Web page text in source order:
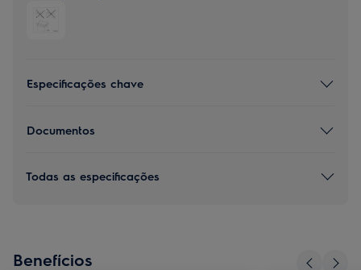
Especificações chave
Documentos
Todas as especificações
Benefícios